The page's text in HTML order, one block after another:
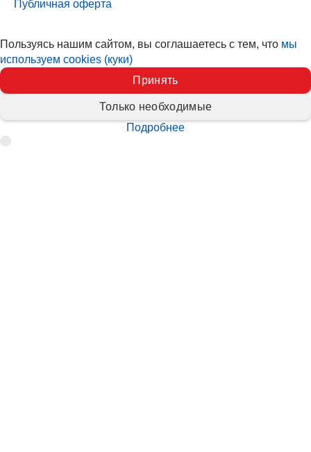
Публичная оферта
Пользуясь нашим сайтом, вы соглашаетесь с тем, что мы
используем cookies (куки)
Принять
Только необходимые
Подробнее